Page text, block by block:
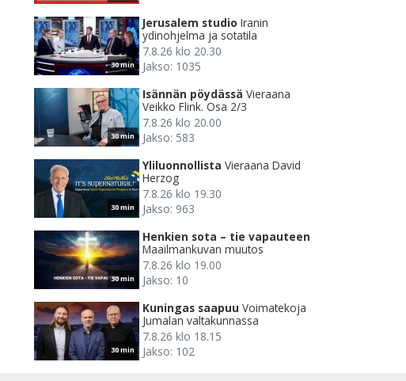
30 min
Jerusalem studio Iranin
ydinohjelma ja sotatila
7.8.26 klo 20.30
Jakso: 1035
30 min
Isännän pöydässä Vieraana
Veikko Flink. Osa 2/3
7.8.26 klo 20.00
Jakso: 583
30 min
Yliluonnollista Vieraana David
Herzog
7.8.26 klo 19.30
Jakso: 963
30 min
Henkien sota – tie vapauteen
Maailmankuvan muutos
7.8.26 klo 19.00
Jakso: 10
30 min
Kuningas saapuu Voimatekoja
Jumalan valtakunnassa
7.8.26 klo 18.15
Jakso: 102